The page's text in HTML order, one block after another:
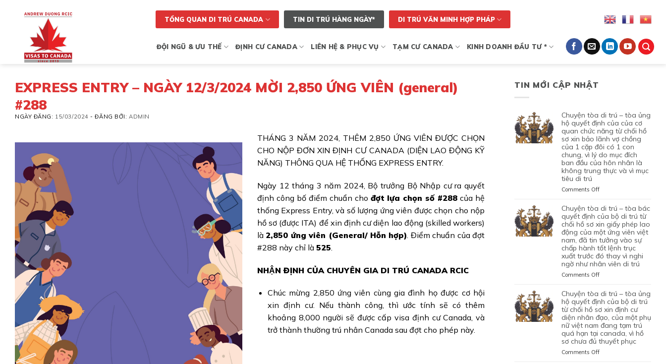
TỔNG QUAN DI TRÚ CANADA TIN DI TRÚ HÀNG NGÀY* DI TRÚ VĂN MINH HỢP PHÁP
ĐỘI NGŨ & ƯU THẾ ĐỊNH CƯ CANADA LIÊN HỆ & PHỤC VỤ TẠM CƯ CANADA KINH DOANH ĐẦU TƯ *
EXPRESS ENTRY – NGÀY 12/3/2024 MỜI 2,850 ỨNG VIÊN (general)
#288
NGÀY ĐĂNG: 15/03/2024 -ĐĂNG BỞI:ADMIN
THÁNG 3 NĂM 2024, THÊM 2,850 ỨNG VIÊN ĐƯỢC CHỌN
CHO NỘP ĐƠN XIN ĐỊNH CƯ CANADA (DIỆN LAO ĐỘNG KỸ
NĂNG) THÔNG QUA HỆ THỐNG EXPRESS ENTRY.
Ngày 12 tháng 3 năm 2024, Bộ trưởng Bộ Nhập cư ra quyết
định công bố điểm chuẩn cho đợt lựa chọn số #288 của hệ
thống Express Entry, và số lượng ứng viên được chọn cho nộp
hồ sơ (được ITA) để xin định cư diện lao động (skilled workers)
là 2,850 ứng viên (General/ Hỗn hợp) . Điểm chuẩn của đợt
#288 này chỉ là 525
NHẬN ĐỊNH CỦA CHUYÊN GIA DI TRÚ CANADA RCIC
Chúc mừng 2,850 ứng viên cùng gia đình họ được cơ hội
xin định cư. Nếu thành công, thì ước tính sẽ có thêm
khoảng 8,000 người sẽ được cấp visa định cư Canada, và
trở thành thường trú nhân Canada sau đợt cho phép này.
TIN MỚI CẬP NHẬT
chuyện tòa di trú – tòa ủng
hộ quyết định của của cơ
quan chức năng từ chối hồ
sơ xin bảo lãnh vợ chồng
của 1 cặp đôi có 1 con
chung, vì lý do mục đích
ban đầu của hôn nhân là
không trung thực và vì mục
tiêu di trú
Comments Offon
TÒA
DI
TRÚ
–
TÒA
ỦNG
HỘ
QUYẾT
ĐỊNH
CỦA
CƠ
QUAN
CHỨC
NĂNG
TỪ
CHỐI
HỒ
chuyện tòa di trú – tòa bác
quyết định của bộ di trú từ
chối hồ sơ xin giấy phép lao
động của một ứng viên việt
nam, đã tin tưởng vào sự
chấp hành tốt lệnh trục
xuất trước đó thay vì nghi
ngờ như nhân viên di trú
Comments Offon
TÒA
DI
TRÚ
–
TÒA
BÁC
QUYẾT
ĐỊNH
chuyện tòa di trú – tòa ủng
hộ quyết định của bộ di trú
từ chối hồ sơ xin định cư
diện nhân đạo, của một phụ
nữ việt nam đang tạm trú
quá hạn tại canada, vì hồ
sơ chưa đủ thuyết phục
Comments Offon